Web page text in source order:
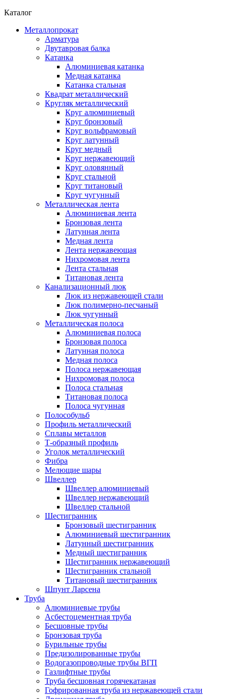
Каталог
Металлопрокат
Арматура
Двутавровая балка
Катанка
Алюминиевая катанка
Медная катанка
Катанка стальная
Квадрат металлический
Кругляк металлический
Круг алюминиевый
Круг бронзовый
Круг вольфрамовый
Круг латунный
Круг медный
Круг нержавеющий
Круг оловянный
Круг стальной
Круг титановый
Круг чугунный
Металлическая лента
Алюминиевая лента
Бронзовая лента
Латунная лента
Медная лента
Лента нержавеющая
Нихромовая лента
Лента стальная
Титановая лента
Канализационный люк
Люк из нержавеющей стали
Люк полимерно-песчаный
Люк чугунный
Металлическая полоса
Алюминиевая полоса
Бронзовая полоса
Латунная полоса
Медная полоса
Полоса нержавеющая
Нихромовая полоса
Полоса стальная
Титановая полоса
Полоса чугунная
Полособульб
Профиль металлический
Сплавы металлов
Т-образный профиль
Уголок металлический
Фибра
Мелющие шары
Швеллер
Швеллер алюминиевый
Швеллер нержавеющий
Швеллер стальной
Шестигранник
Бронзовый шестигранник
Алюминиевый шестигранник
Латунный шестигранник
Медный шестигранник
Шестигранник нержавеющий
Шестигранник стальной
Титановый шестигранник
Шпунт Ларсена
Труба
Алюминиевые трубы
Асбестоцементная труба
Бесшовные трубы
Бронзовая труба
Бурильные трубы
Предизолированные трубы
Водогазопроводные трубы ВГП
Газлифтные трубы
Труба бесшовная горячекатаная
Гофрированная труба из нержавеющей стали